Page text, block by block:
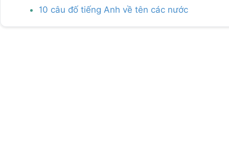
10 câu đố tiếng Anh về tên các nước